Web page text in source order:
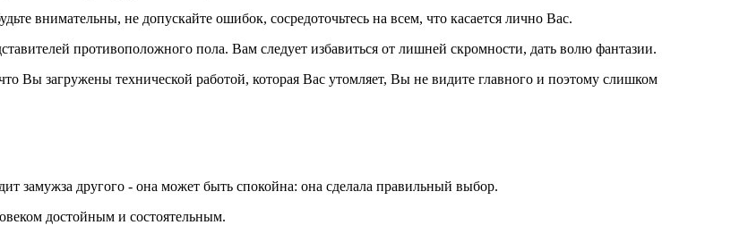
внимательны, не допускайте ошибок, сосредоточьтесь на всем, что касается лично Вас.
противоположного пола. Вам следует избавиться от лишней скромности, дать волю фантазии.
Вы загружены технической работой, которая Вас утомляет, Вы не видите главного и поэтому слишком
замужза другого - она может быть спокойна: она сделала правильный выбор.
достойным и состоятельным.